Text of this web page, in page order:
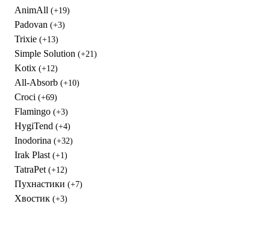
AnimAll (+19)
Padovan (+3)
Trixie (+13)
Simple Solution (+21)
Kotix (+12)
All-Absorb (+10)
Croci (+69)
Flamingo (+3)
HygiTend (+4)
Inodorina (+32)
Irak Plast (+1)
TatraPet (+12)
Пухнастики (+7)
Хвостик (+3)